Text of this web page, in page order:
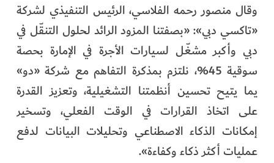
وقال منصور رحمه الفلاسي، الرئيس التنفيذي لشركة
«تاكسي دبي»: «بصفتنا المزود الرائد لحلول التنقّل في
دبي وأكبر مشغّل لسيارات الأجرة في الإمارة بحصة
سوقية 45%، نلتزم بمذكرة التفاهم مع شركة «دو»
يما يتيح تحسين أنظمتنا التشغيلية، وتعزيز القدرة
على اتخاذ القرارات في الوقت الفعلي، وتسخير
إمكانات الذكاء الاصطناعي وتحليلات البيانات لدفع
عمليات أكثر ذكاء وكفاءة».